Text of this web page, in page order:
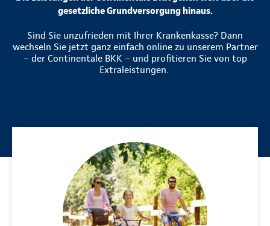
gesetzliche Grundversorgung hinaus.
Sind Sie unzufrieden mit Ihrer Krankenkasse? Dann
wechseln Sie jetzt ganz einfach online zu unserem Partner
– der Continentale BKK – und profitieren Sie von top
Extraleistungen.